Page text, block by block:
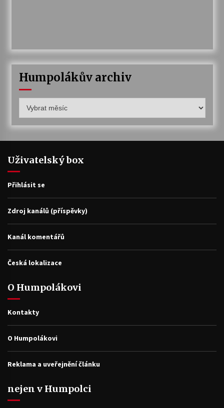
Humpolákův archiv
archiv
Uživatelský box
Přihlásit se
Zdroj kanálů (příspěvky)
Kanál komentářů
Česká lokalizace
O Humpolákovi
Kontakty
O Humpolákovi
Reklama a uveřejnění článku
nejen v Humpolci